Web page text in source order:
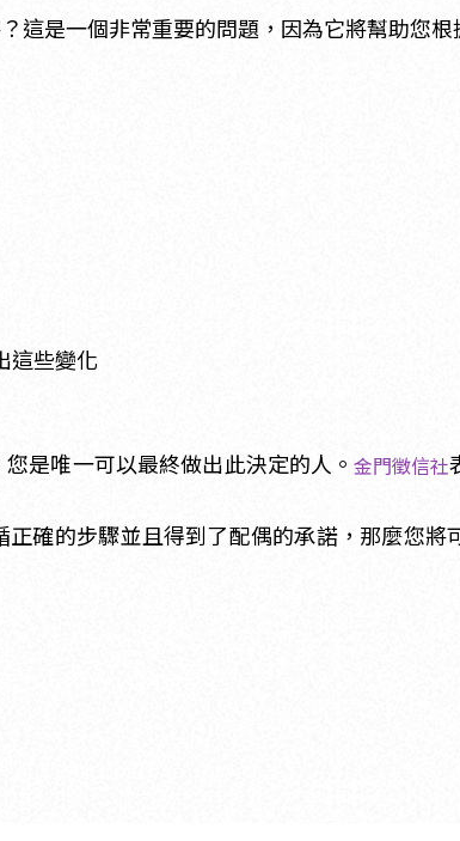
這是一個非常重要的問題，因為它將幫助您
這些變化
是唯一可以最終做出此決定的人。金門徵信社
確的步驟並且得到了配偶的承諾，那麼您